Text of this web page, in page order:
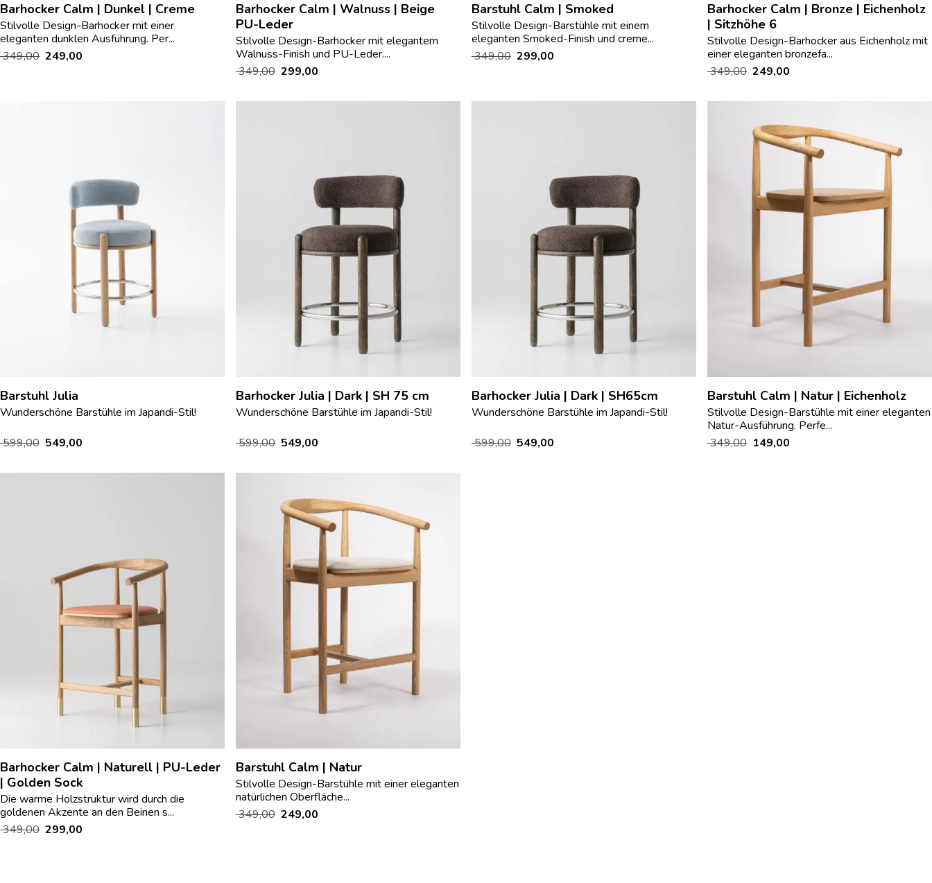
Barhocker Calm | Dunkel | Creme
Stilvolle Design-Barhocker mit einer
eleganten dunklen Ausführung. Per...
349,00 249,00
Barhocker Calm | Walnuss | Beige
PU-Leder
Stilvolle Design-Barhocker mit elegantem
Walnuss-Finish und PU-Leder....
349,00 299,00
Barstuhl Calm | Smoked
Stilvolle Design-Barstühle mit einem
eleganten Smoked-Finish und creme...
349,00 299,00
Barhocker Calm | Bronze | Eichenholz
| Sitzhöhe 6
Stilvolle Design-Barhocker aus Eichenholz mit
einer eleganten bronzefa...
349,00 249,00
Barstuhl Julia
Wunderschöne Barstühle im Japandi-Stil!
599,00 549,00
Barhocker Julia | Dark | SH 75 cm
Wunderschöne Barstühle im Japandi-Stil!
599,00 549,00
Barhocker Julia | Dark | SH65cm
Wunderschöne Barstühle im Japandi-Stil!
599,00 549,00
Barstuhl Calm | Natur | Eichenholz
Stilvolle Design-Barstühle mit einer eleganten
Natur-Ausführung. Perfe...
349,00 149,00
Barhocker Calm | Naturell | PU-Leder
| Golden Sock
Die warme Holzstruktur wird durch die
goldenen Akzente an den Beinen s...
349,00 299,00
Barstuhl Calm | Natur
Stilvolle Design-Barstühle mit einer eleganten
natürlichen Oberfläche...
349,00 249,00